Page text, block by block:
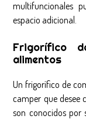
multifuncionales
espacio adicional.
Frigorífico
alimentos
Un frigorífico de
camper que desee
son conocidos por